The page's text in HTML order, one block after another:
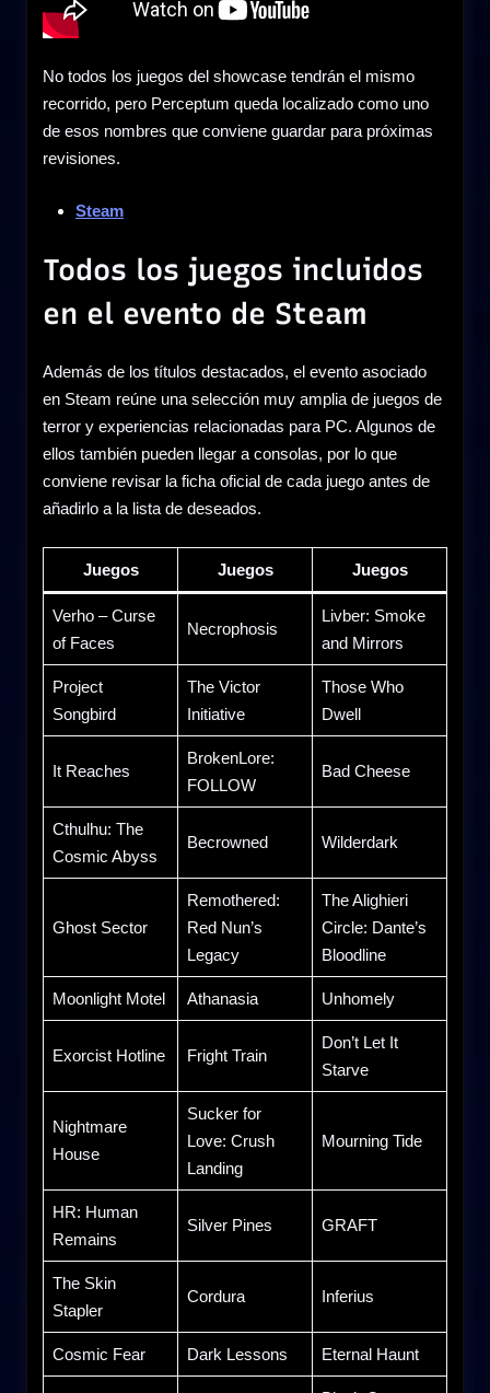
No todos los juegos del showcase tendrán el mismo
recorrido, pero Perceptum queda localizado como uno
de esos nombres que conviene guardar para próximas
revisiones.
Steam
Todos los juegos incluidos
en el evento de Steam
Además de los títulos destacados, el evento asociado
en Steam reúne una selección muy amplia de juegos de
terror y experiencias relacionadas para PC. Algunos de
ellos también pueden llegar a consolas, por lo que
conviene revisar la ficha oficial de cada juego antes de
añadirlo a la lista de deseados.
Juegos Juegos Juegos
Verho – Curse
of Faces
Necrophosis
Livber: Smoke
and Mirrors
Project
Songbird
The Victor
Initiative
Those Who
Dwell
It Reaches
BrokenLore:
FOLLOW
Bad Cheese
Cthulhu: The
Cosmic Abyss
Becrowned Wilderdark
Ghost Sector
Remothered:
Red Nun’s
Legacy
The Alighieri
Circle: Dante’s
Bloodline
Moonlight Motel Athanasia Unhomely
Exorcist Hotline Fright Train
Don’t Let It
Starve
Nightmare
House
Sucker for
Love: Crush
Landing
Mourning Tide
HR: Human
Remains
Silver Pines GRAFT
The Skin
Stapler
Cordura Inferius
Cosmic Fear Dark Lessons Eternal Haunt